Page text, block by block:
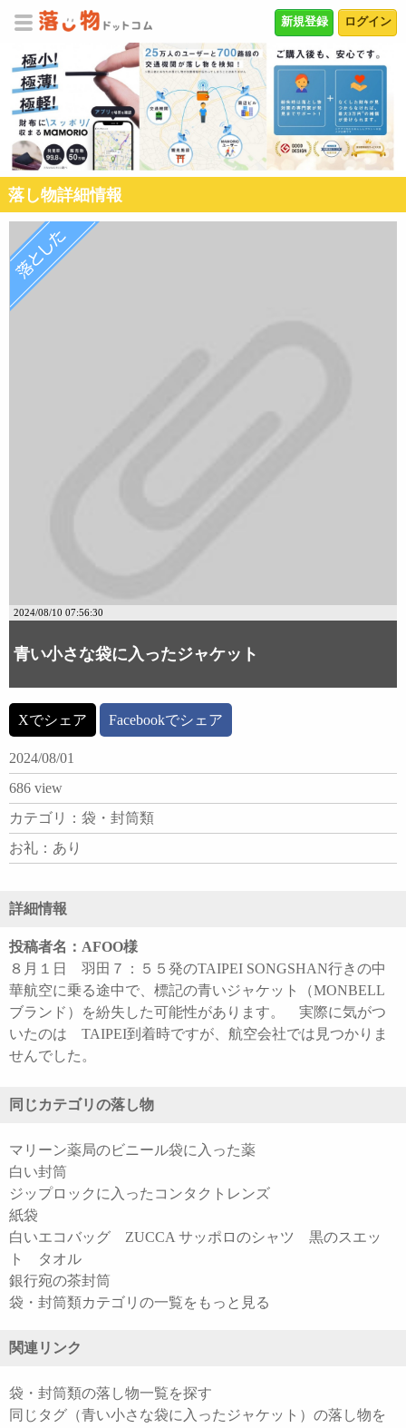
ログイン
新規登録
落し物詳細情報
2024/08/10 07:56:30
青い小さな袋に入ったジャケット
Xでシェア Facebookでシェア
2024/08/01
686 view
カテゴリ：袋・封筒類
お礼：あり
詳細情報
投稿者名：AFOO様
８月１日 羽田７：５５発のTAIPEI SONGSHAN行きの中
華航空に乗る途中で、標記の青いジャケット（MONBELL
ブランド）を紛失した可能性があります。 実際に気がつ
いたのは TAIPEI到着時ですが、航空会社では見つかりま
せんでした。
同じカテゴリの落し物
マリーン薬局のビニール袋に入った薬
白い封筒
ジップロックに入ったコンタクトレンズ
紙袋
白いエコバッグ ZUCCA サッポロのシャツ 黒のスエッ
ト タオル
銀行宛の茶封筒
袋・封筒類カテゴリの一覧をもっと見る
関連リンク
袋・封筒類の落し物一覧を探す
同じタグ（青い小さな袋に入ったジャケット）の落し物を